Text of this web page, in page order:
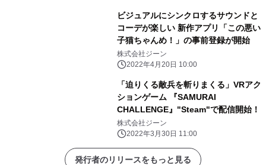
ビジュアルにシンクロするサウンドと
コーデが楽しい 新作アプリ「この悪い
子猫ちゃんめ！」の事前登録が開始
株式会社ジーン
2022年4月20日 10:00
「迫りくる敵兵を斬りまくる」VRアク
ションゲーム 『SAMURAI
CHALLENGE』"Steam"で配信開始！
株式会社ジーン
2022年3月30日 11:00
発行者のリリースをもっと見る